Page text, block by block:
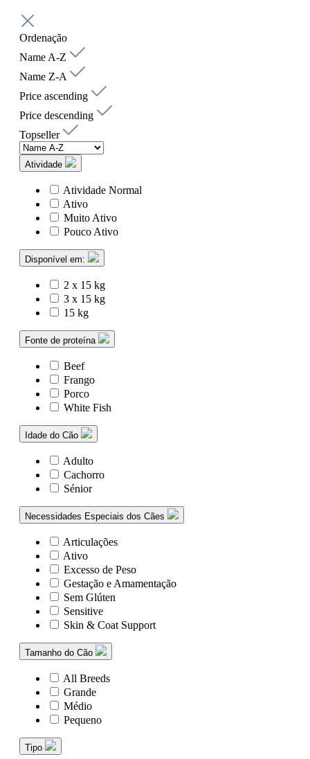
Ordenação
Name A-Z
Name Z-A
Price ascending
Price descending
Topseller
Atividade
Atividade Normal
Ativo
Muito Ativo
Pouco Ativo
Disponível em:
2 x 15 kg
3 x 15 kg
15 kg
Fonte de proteína
Beef
Frango
Porco
White Fish
Idade do Cão
Adulto
Cachorro
Sénior
Necessidades Especiais dos Cães
Articulações
Ativo
Excesso de Peso
Gestação e Amamentação
Sem Glúten
Sensitive
Skin & Coat Support
Tamanho do Cão
All Breeds
Grande
Médio
Pequeno
Tipo